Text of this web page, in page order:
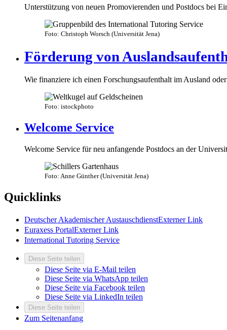
Unterstützung von neuen Promovierenden und Postdocs bei
Foto: Christoph Worsch (Universität Jena)
Förderung von
Wie finanziere ich einen Forschungsaufenthalt im Ausland
Foto: istockphoto
Welcome Service
Welcome Service für neu anfangende Postdocs an der
Foto: Anne Günther (Universität Jena)
Quicklinks
Deutscher Akademischer AustauschdienstExterner Link
Euraxess PortalExterner Link
International Tutoring Service
Diese Seite teilen
Diese Seite via E-Mail teilen
Diese Seite via WhatsApp teilen
Diese Seite via Facebook teilen
Diese Seite via LinkedIn teilen
Diese Seite teilen
Zum Seitenanfang